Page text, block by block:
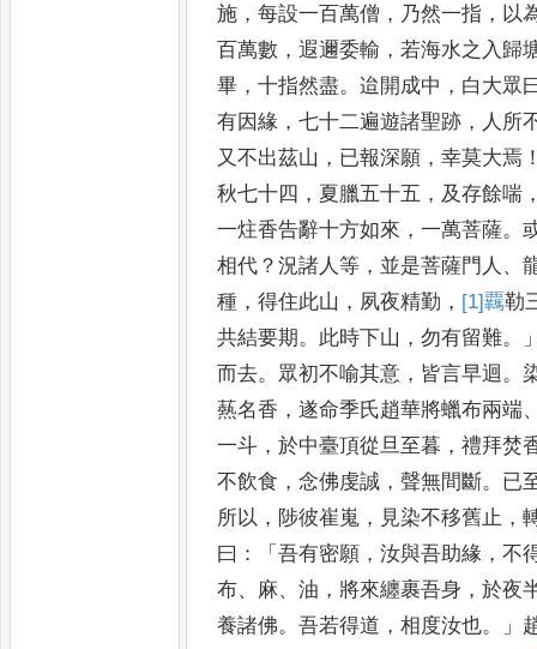
施 ，每設一百萬僧 ， 乃然一指 ， 以
百萬數 ，遐邇委輸 ，若海水之入歸
畢 ，十指然盡。迨開成中 ， 白大眾
有因緣 ，七十二遍遊諸聖跡 ， 人所
又不出茲山 ， 已報深願 ，幸莫大焉
秋七十四 ， 夏臘五十五 ， 及存餘喘
一炷香告辭十方如來 ，一萬菩薩。
相代 ？況諸人等 ， 並是菩薩門人 、
種 ，得住此山 ， 夙夜精勤 ， [1]覊勒
共結要期。 此時下山 ，勿有留難。
而去。 眾初不喻其意 ， 皆言早迴。
爇名香 ，遂命季氏趙華將蠟布兩端
一斗 ，於中臺頂從旦至暮 ，禮拜焚
不飲食 ，念佛虔誠 ，聲無間斷。 已
所以 ， 陟彼崔嵬 ， 見染不移舊止 ，
曰 ：「吾有密願 ，汝與吾助緣 ，不
布、 麻、油 ， 將來纏裹吾身 ，於夜
養諸佛。吾若得道 ，相度汝也。」